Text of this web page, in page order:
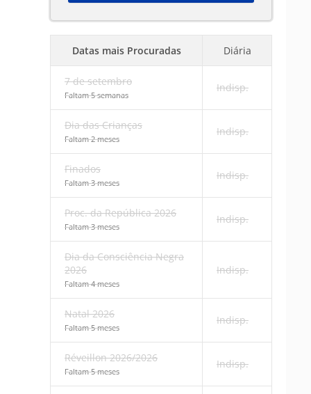
Datas mais Procuradas Diária
7 de setembro
Faltam 5 semanas
Indisp.
Dia das Crianças
Faltam 2 meses
Indisp.
Finados
Faltam 3 meses
Indisp.
Proc. da República 2026
Faltam 3 meses
Indisp.
Dia da Consciência Negra
2026
Faltam 4 meses
Indisp.
Natal 2026
Faltam 5 meses
Indisp.
Réveillon 2026/2026
Faltam 5 meses
Indisp.